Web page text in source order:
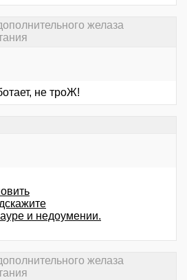
желаза
не троЖ!
и недоумении.
желаза